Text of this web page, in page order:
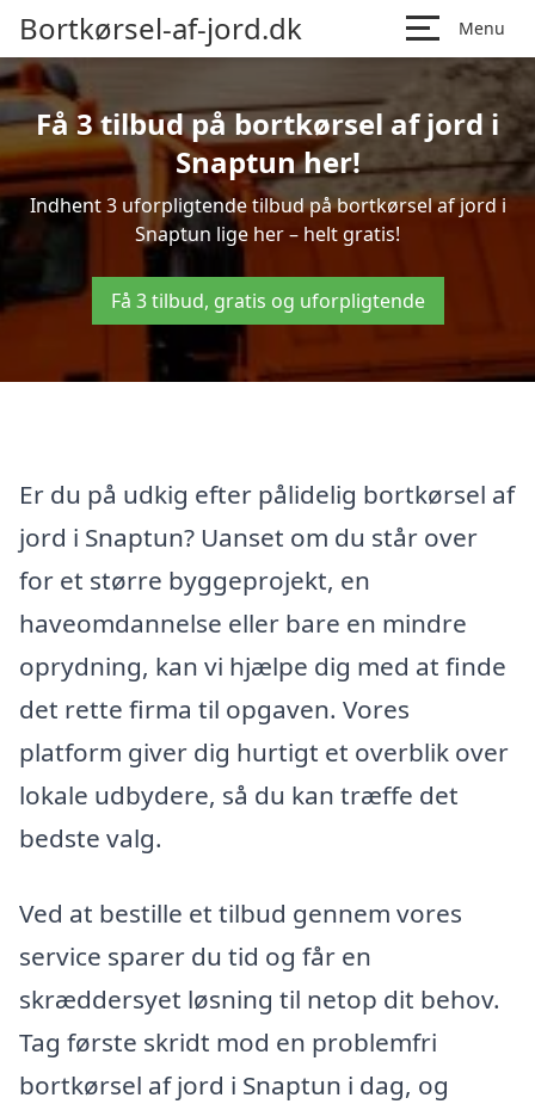
Bortkørsel-af-jord.dk Menu
Få 3 tilbud på bortkørsel af jord i
Snaptun her!
Indhent 3 uforpligtende tilbud på bortkørsel af jord i
Snaptun lige her – helt gratis!
Få 3 tilbud, gratis og uforpligtende
Er du på udkig efter pålidelig bortkørsel af
jord i Snaptun? Uanset om du står over
for et større byggeprojekt, en
haveomdannelse eller bare en mindre
oprydning, kan vi hjælpe dig med at finde
det rette firma til opgaven. Vores
platform giver dig hurtigt et overblik over
lokale udbydere, så du kan træffe det
bedste valg.
Ved at bestille et tilbud gennem vores
service sparer du tid og får en
skræddersyet løsning til netop dit behov.
Tag første skridt mod en problemfri
bortkørsel af jord i Snaptun i dag, og